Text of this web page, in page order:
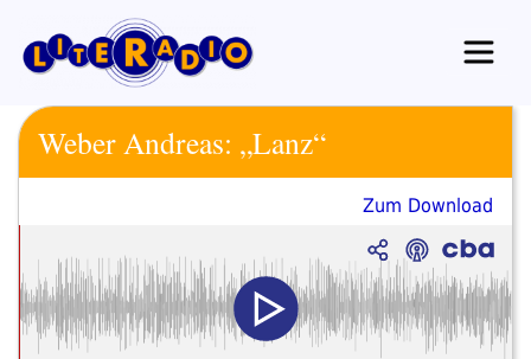
Inhalt
springen
Weber Andreas: „Lanz“
Zum Download